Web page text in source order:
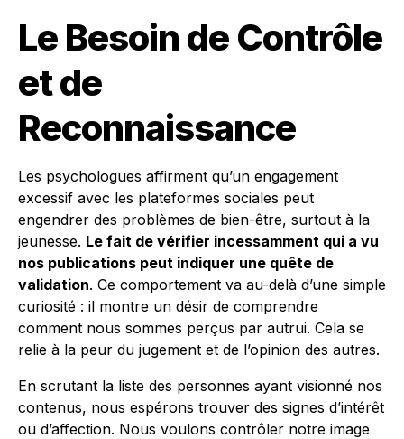
Le Besoin de Contrôle
et de
Reconnaissance
Les psychologues affirment qu’un engagement
excessif avec les plateformes sociales peut
engendrer des problèmes de bien-être, surtout à la
jeunesse. Le fait de vérifier incessamment qui a vu
nos publications peut indiquer une quête de
validation. Ce comportement va au-delà d’une simple
curiosité : il montre un désir de comprendre
comment nous sommes perçus par autrui. Cela se
relie à la peur du jugement et de l’opinion des autres.
En scrutant la liste des personnes ayant visionné nos
contenus, nous espérons trouver des signes d’intérêt
ou d’affection. Nous voulons contrôler notre image